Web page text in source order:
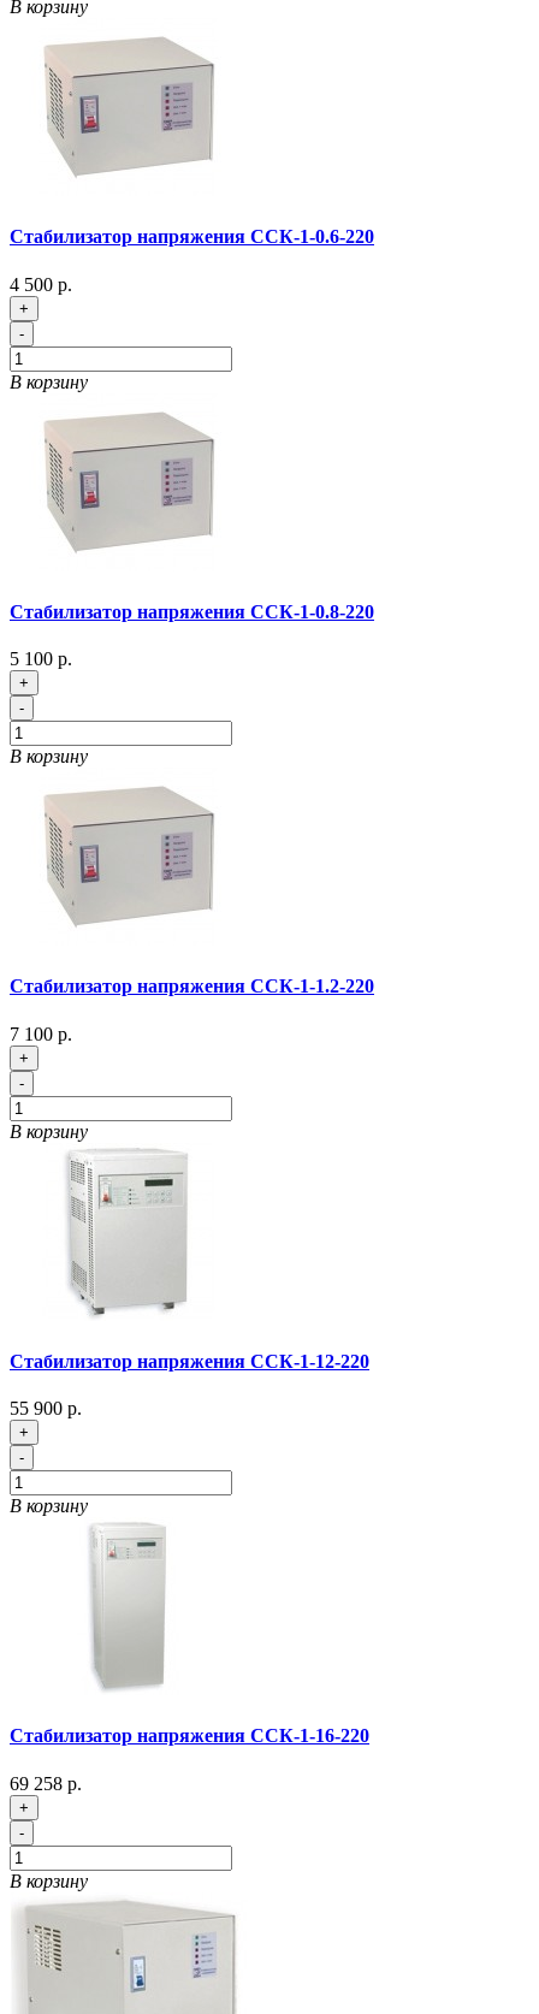
В корзину
Стабилизатор напряжения ССК-1-0.6-220
4 500 р.
+
-
В корзину
Стабилизатор напряжения ССК-1-0.8-220
5 100 р.
+
-
В корзину
Стабилизатор напряжения ССК-1-1.2-220
7 100 р.
+
-
В корзину
Стабилизатор напряжения ССК-1-12-220
55 900 р.
+
-
В корзину
Стабилизатор напряжения ССК-1-16-220
69 258 р.
+
-
В корзину